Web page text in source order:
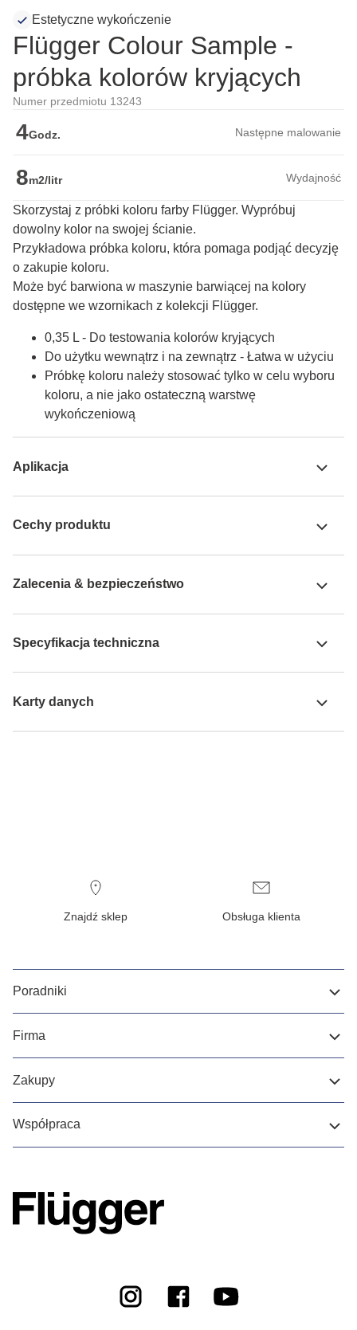
Estetyczne wykończenie
Flügger Colour Sample -
próbka kolorów kryjących
Numer przedmiotu 13243
4Godz. Następne malowanie
8m2/litr Wydajność
Skorzystaj z próbki koloru farby Flügger. Wypróbuj
dowolny kolor na swojej ścianie.
Przykładowa próbka koloru, która pomaga podjąć decyzję
o zakupie koloru.
Może być barwiona w maszynie barwiącej na kolory
dostępne we wzornikach z kolekcji Flügger.
0,35 L - Do testowania kolorów kryjących
Do użytku wewnątrz i na zewnątrz - Łatwa w użyciu
Próbkę koloru należy stosować tylko w celu wyboru
koloru, a nie jako ostateczną warstwę
wykończeniową
Aplikacja
Cechy produktu
Zalecenia & bezpieczeństwo
Specyfikacja techniczna
Karty danych
Znajdź sklep Obsługa klienta
Poradniki
Firma
Zakupy
Współpraca